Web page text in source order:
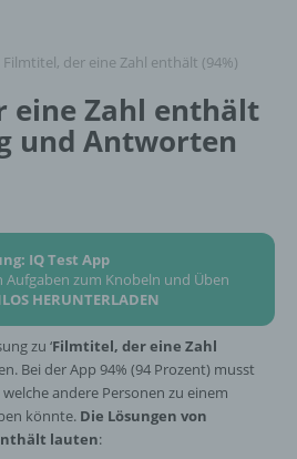
Filmtitel, der eine Zahl enthält (94%)
eine Zahl enthält
und Antworten
IQ Test App
Aufgaben zum Knobeln und Üben
HERUNTERLADEN
zu ‘Filmtitel, der eine Zahl
Bei der App 94% (94 Prozent) musst
andere Personen zu einem
könnte. Die Lösungen von
lauten: